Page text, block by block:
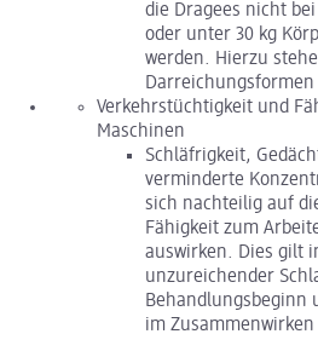
die Dragees nicht
oder unter 30 kg
werden. Hierzu
Verkehrstüchtigkeit und
Maschinen
Schläfrigkeit,
verminderte
sich nachteilig auf
Fähigkeit zum
auswirken. Dies gilt
unzureichender
Behandlungsbeginn
im